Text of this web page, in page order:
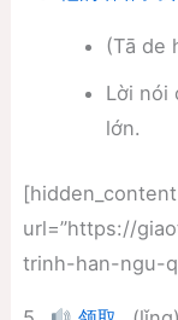
(Tā de
Lời nói
lớn.
[hidden_content
url=”https://
trinh-han-ngu-